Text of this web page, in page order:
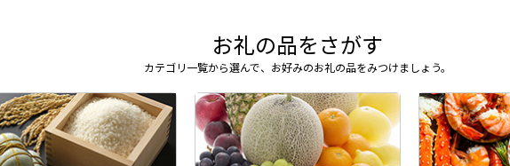
お礼の品をさがす
カテゴリ一覧から選んで、 お好みのお礼の品をみつけましょう。